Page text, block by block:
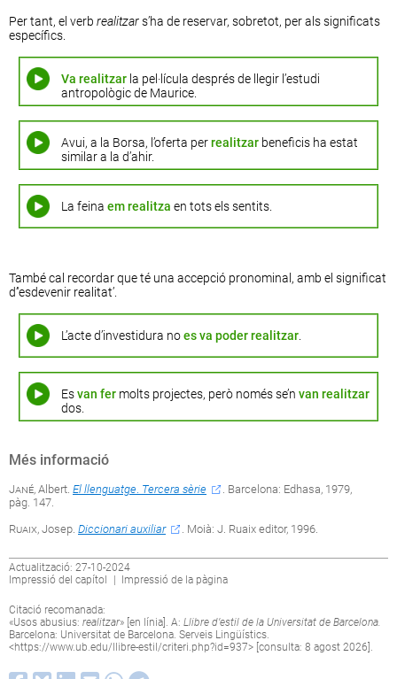
Per tant, el verb realitzars’ha de reservar, sobretot, per als significats
específics.
Va realitzar la pel·lícula després de llegir l’estudi
antropològic de Maurice.
Avui, a la Borsa, l’oferta perrealitzar beneficis ha estat
similar a la d’ahir.
La feinaem realitza en tots els sentits.
També cal recordar que té una accepció pronominal, amb el significat
d’‘esdevenir realitat’.
L’acte d’investidura noes va poder realitzar.
Esvan fer molts projectes, però només se’nvan realitzar
dos.
Més informació
Jané, Albert. El llenguatge. Tercera sèrie
. Barcelona: Edhasa, 1979,
pàg. 147.
Ruaix, Josep. Diccionari auxiliar . Moià: J. Ruaix editor, 1996.
Actualització: 27-10-2024
Impressió del capítol
Impressió de la pàgina
Citació recomanada:
«Usos abusius: realitzar» [en línia]. A: Llibre d’estil de la Universitat de Barcelona.
Barcelona: Universitat de Barcelona. Serveis Lingüístics.
<https://www.ub.edu/llibre-estil/criteri.php?id=937> [consulta: 8 agost 2026].